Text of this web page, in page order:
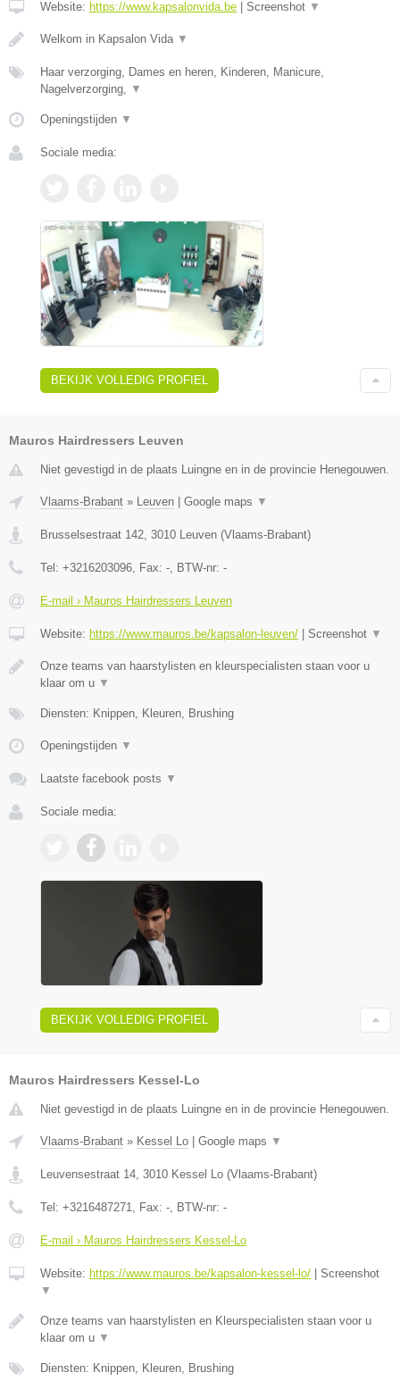
Website: https://www.kapsalonvida.be | Screenshot ▼
Welkom in Kapsalon Vida ▼
Haar verzorging, Dames en heren, Kinderen, Manicure,
Nagelverzorging,
▼
Openingstijden ▼
Sociale media:
BEKIJK VOLLEDIG PROFIEL
Mauros Hairdressers Leuven
Niet gevestigd in de plaats Luingne en in de provincie Henegouwen.
Vlaams-Brabant » Leuven | Google maps ▼
Brusselsestraat 142 3010 Leuven (Vlaams-Brabant)
Tel: +3216203096 , Fax: - , BTW-nr: -
E-mail › Mauros Hairdressers Leuven
Website: https://www.mauros.be/kapsalon-leuven/ | Screenshot ▼
Onze teams van haarstylisten en kleurspecialisten staan voor u
klaar om u ▼
Diensten: Knippen, Kleuren, Brushing
Openingstijden ▼
Laatste facebook posts ▼
Sociale media:
BEKIJK VOLLEDIG PROFIEL
Mauros Hairdressers Kessel-Lo
Niet gevestigd in de plaats Luingne en in de provincie Henegouwen.
Vlaams-Brabant » Kessel Lo | Google maps ▼
Leuvensestraat 14 3010 Kessel Lo (Vlaams-Brabant)
Tel: +3216487271 , Fax: - , BTW-nr: -
E-mail › Mauros Hairdressers Kessel-Lo
Website: https://www.mauros.be/kapsalon-kessel-lo/ | Screenshot
▼
Onze teams van haarstylisten en Kleurspecialisten staan voor u
klaar om u ▼
Diensten: Knippen, Kleuren, Brushing